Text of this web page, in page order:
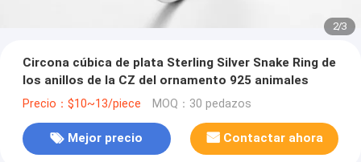
2/3
Circona cúbica de plata Sterling Silver Snake Ring de
los anillos de la CZ del ornamento 925 animales
Precio：$10~13/piece MOQ：30 pedazos
Mejor precio Contactar ahora